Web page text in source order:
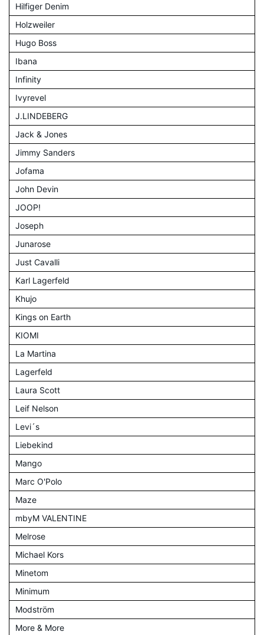
Hilfiger Denim
Holzweiler
Hugo Boss
Ibana
Infinity
Ivyrevel
J.LINDEBERG
Jack & Jones
Jimmy Sanders
Jofama
John Devin
JOOP!
Joseph
Junarose
Just Cavalli
Karl Lagerfeld
Khujo
Kings on Earth
KIOMI
La Martina
Lagerfeld
Laura Scott
Leif Nelson
Levi´s
Liebekind
Mango
Marc O'Polo
Maze
mbyM VALENTINE
Melrose
Michael Kors
Minetom
Minimum
Modström
More & More